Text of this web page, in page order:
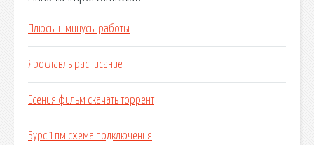
Плюсы и минусы работы
Ярославль расписание
Есения фильм скачать торрент
Бурс 1пм схема подключения